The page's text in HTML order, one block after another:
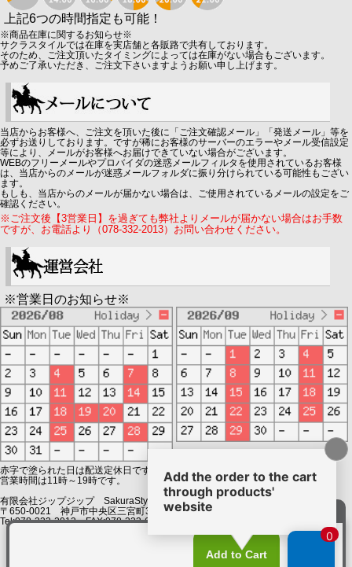
上記6つの時間指定も可能！
※商品在庫に関するお知らせ※
サクラスタイルでは在庫を実店舗と各販路で共有しております。
そのため、ご注文頂いたタイミングによっては在庫がない場合もございます。
予めご了承いただき、ご注文下さいますようお願い申し上げます。
当店からお客様へ、ご注文を頂いた後に「ご注文確認メール」「発送メール」等を
必ずお送りしております。ですが稀にお客様のサーバーのエラーやメール受信設定
等により、メールがお客様へお届けできていない場合がございます。
WEBのフリーメールやプロバイダの迷惑メールフィルタを使用されているお客様
は、当店からのメールが迷惑メールフォルダに振り分けられている可能性もござい
ます。
もしも、当店からのメールが届かない場合は、ご使用されているメールの設定をご
確認ください。
※ご注文後【3営業日】を過ぎても弊社よりメールが届かない場合はお手数
ですが、お電話より（078-332-2013）お問い合わせください。
※営業日のお知らせ※
赤字で塗られた日は配送定休日です。
営業時間は11時～19時です。
有限会社ジップジップ SakuraStyle通販事業部
〒650-0021 神戸市中央区三宮町3-9-19イトウビル1,4F
Tel:078-332-2013 FAX:078-333-6644